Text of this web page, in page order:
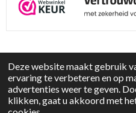
Deze website maakt gebruik
ervaring te verbeteren en op
advertenties weer te geven.
klikken, gaat u akkoord met
Powered byJouwWeb